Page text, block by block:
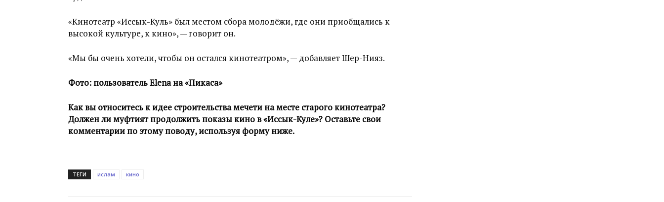
«Кинотеатр «Иссык-Куль» был местом сбора молодёжи, где они приобщались к
высокой культуре, к кино», — говорит он.
«Мы бы очень хотели, чтобы он остался кинотеатром», — добавляет Шер-Нияз.
Фото: пользователь Elena на «Пикаса»
Как вы относитесь к идее строительства мечети на месте старого кинотеатра?
Должен ли муфтият продолжить показы кино в «Иссык-Куле»? Оставьте свои
комментарии по этому поводу, используя форму ниже.
ТЕГИ ислам кино